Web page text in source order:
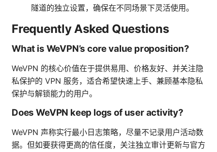
隧道的独立设置，确保在不同场景下灵活使用。
Frequently Asked Questions
What is WeVPN’s core value proposition?
WeVPN 的核心价值在于提供易用、价格友好、并关注隐
私保护的 VPN 服务，适合希望快速上手、兼顾基本隐私
保护与解锁能力的用户。
Does WeVPN keep logs of user activity?
WeVPN 声称实行最小日志策略，尽量不记录用户活动数
据。但如要获得更高的信任度，关注独立审计更新与官方